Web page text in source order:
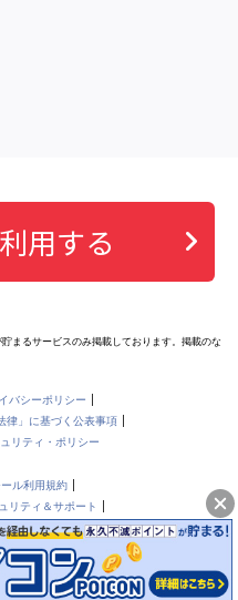
用する
まるサービスのみ掲載しております。掲載のな
バシーポリシー
律」に基づく公表事項
リティ・ポリシー
ル利用規約
リティ＆サポート
ご希望の企業様はこちら